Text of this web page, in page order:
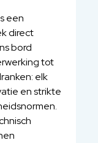
een
direct
bord
tot
elk
en strikte